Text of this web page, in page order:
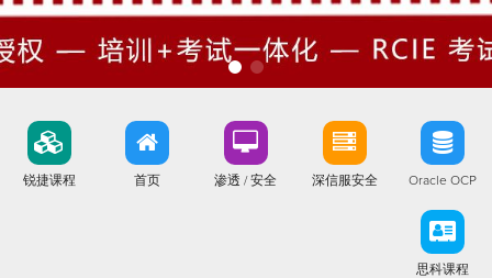
锐捷课程 首页 渗透 / 安全 深信服安全 Oracle OCP
思科课程